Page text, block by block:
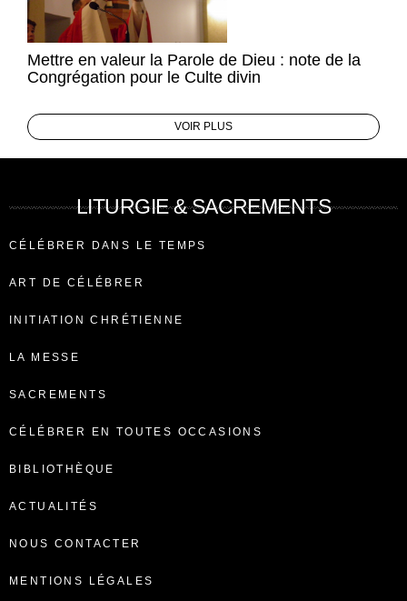
Mettre en valeur la Parole de Dieu : note de la
Congrégation pour le Culte divin
VOIR PLUS
LITURGIE & SACREMENTS
CÉLÉBRER DANS LE TEMPS
ART DE CÉLÉBRER
INITIATION CHRÉTIENNE
LA MESSE
SACREMENTS
CÉLÉBRER EN TOUTES OCCASIONS
BIBLIOTHÈQUE
ACTUALITÉS
NOUS CONTACTER
MENTIONS LÉGALES